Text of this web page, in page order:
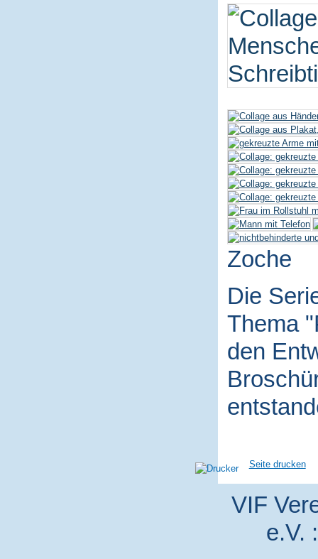
Zoche
Die
Thema
den
Seite drucken
VIF
e.V.